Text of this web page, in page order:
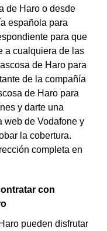
de Haro o desde
española para
para que
a cualquiera de las
de Haro para
de la compañía
de Haro para
y darte una
web de Vodafone y
la cobertura.
completa en
con
pueden disfrutar